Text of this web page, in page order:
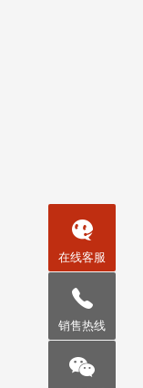
在线客服
销售热线